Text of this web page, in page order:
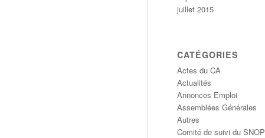
juillet 2015
CATÉGORIES
Actes du CA
Actualités
Annonces Emploi
Assemblées Générales
Autres
Comité de suivi du SNOP